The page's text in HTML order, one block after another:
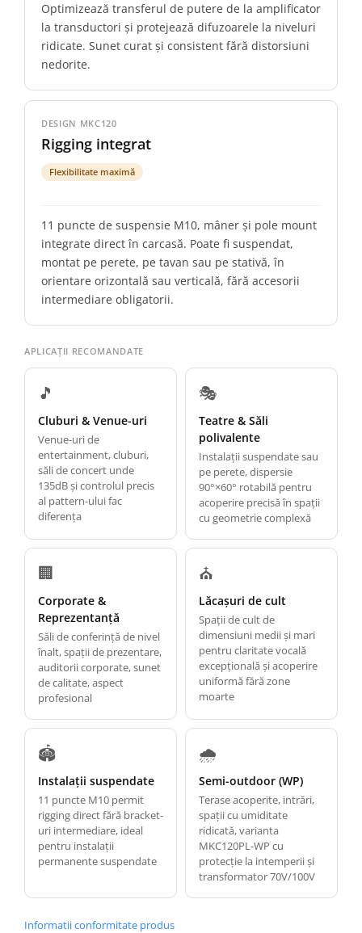
Optimizează transferul de putere de la amplificator
la transductori și protejează difuzoarele la niveluri
ridicate. Sunet curat și consistent fără distorsiuni
nedorite.
DESIGN MKC120
Rigging integrat
Flexibilitate maximă
11 puncte de suspensie M10, mâner și pole mount
integrate direct în carcasă. Poate fi suspendat,
montat pe perete, pe tavan sau pe stativă, în
orientare orizontală sau verticală, fără accesorii
intermediare obligatorii.
APLICAȚII RECOMANDATE
🎵
Cluburi & Venue-uri
Venue-uri de
entertainment, cluburi,
săli de concert unde
135dB și controlul precis
al pattern-ului fac
diferența
🎭
Teatre & Săli
polivalente
Instalații suspendate sau
pe perete, dispersie
90°×60° rotabilă pentru
acoperire precisă în spații
cu geometrie complexă
🏢
Corporate &
Reprezentanță
Săli de conferință de nivel
înalt, spații de prezentare,
auditorii corporate, sunet
de calitate, aspect
profesional
⛪
Lăcașuri de cult
Spații de cult de
dimensiuni medii și mari
pentru claritate vocală
excepțională și acoperire
uniformă fără zone
moarte
🏟️
Instalații suspendate
11 puncte M10 permit
rigging direct fără bracket-
uri intermediare, ideal
pentru instalații
permanente suspendate
🌧️
Semi-outdoor (WP)
Terase acoperite, intrări,
spații cu umiditate
ridicată, varianta
MKC120PL-WP cu
protecție la intemperii și
transformator 70V/100V
Informatii conformitate produs